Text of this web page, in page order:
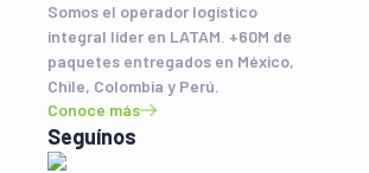
Distribución
Preguntas Frecuentes sobre
CEDIS
Somos el operador logístico
integral líder en LATAM. +60M de
paquetes entregados en México,
Chile, Colombia y Perú.
Conoce más
Seguínos